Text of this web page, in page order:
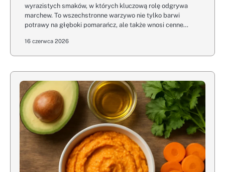
wyrazistych smaków, w których kluczową rolę odgrywa
marchew. To wszechstronne warzywo nie tylko barwi
potrawy na głęboki pomarańcz, ale także wnosi cenne…
16 czerwca 2026